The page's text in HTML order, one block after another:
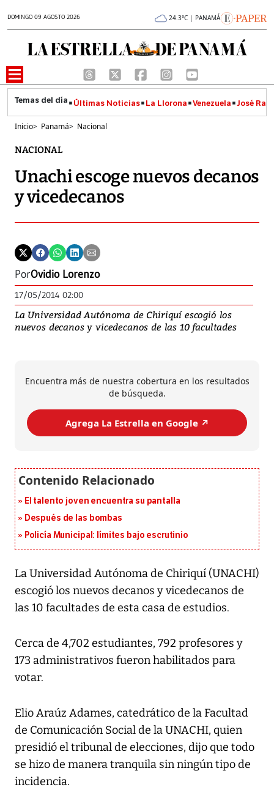
DOMINGO 09 AGOSTO 2026 24.3°C | PANAMÁ
Últimas Noticias La Llorona Venezuela José
Inicio> Panamá> Nacional
NACIONAL
Unachi escoge nuevos decanos
y vicedecanos
PorOvidio Lorenzo
17/05/2014 02:00
La Universidad Autónoma de Chiriquí escogió los
nuevos decanos y vicedecanos de las 10 facultades
Encuentra más de nuestra cobertura en los resultados
de búsqueda.
Agrega La Estrella en Google ↗️
El talento joven encuentra su pantalla​
Después de las bombas
Policía Municipal: límites bajo escrutinio
La Universidad Autónoma de Chiriquí (UNACHI)
escogió los nuevos decanos y vicedecanos de
las 10 facultades de esta casa de estudios.
Cerca de 4,702 estudiantes, 792 profesores y
173 administrativos fueron habilitados para
votar.
Elio Araúz Adames, catedrático de la Facultad
de Comunicación Social de la UNACHI, quien
presidió el tribunal de elecciones, dijo que todo
se hizo de manera tranquila sin ningún tipo de
incidencia.